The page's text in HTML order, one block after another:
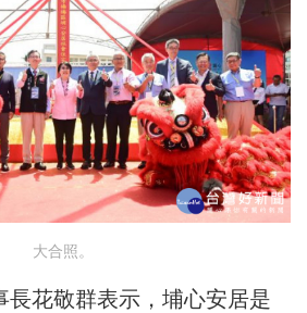
大合照。
長花敬群表示，埔心安居是